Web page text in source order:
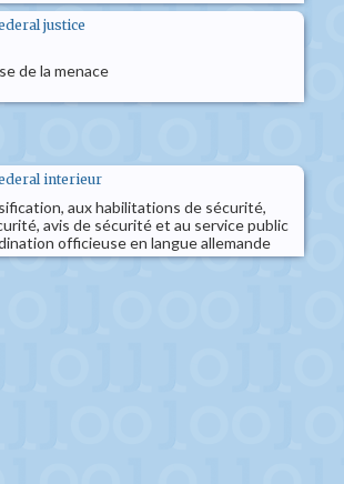
justice
de la menace
interieur
aux habilitations de sécurité,
avis de sécurité et au service public
officieuse en langue allemande